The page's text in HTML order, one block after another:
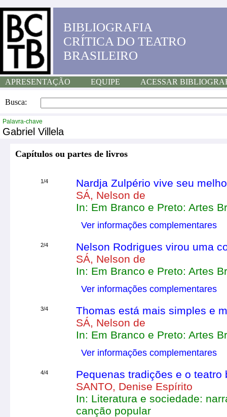
BIBLIOGRAFIA
CRÍTICA DO TEATRO
BRASILEIRO
APRESENTAÇÃO EQUIPE ACESSAR
Busca:
Palavra-chave
Gabriel Villela
Capítulos ou partes de livros
1/4
Nardja Zulpério vive seu
SÁ, Nelson de
In: Em Branco e Preto: Artes
Ver informações complementares
2/4
Nelson Rodrigues virou uma
SÁ, Nelson de
In: Em Branco e Preto: Artes
Ver informações complementares
3/4
Thomas está mais simples e
SÁ, Nelson de
In: Em Branco e Preto: Artes
Ver informações complementares
4/4
Pequenas tradições e o
SANTO, Denise Espírito
In: Literatura e sociedade:
canção popular